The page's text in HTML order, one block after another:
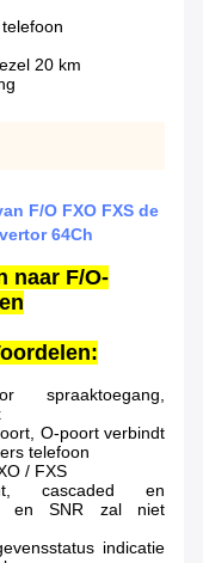
20 km
F/O FXO FXS de
64Ch
naar F/O-
spraaktoegang,
O-poort verbindt
telefoon
/ FXS
cascaded en
en SNR zal niet
indicatie